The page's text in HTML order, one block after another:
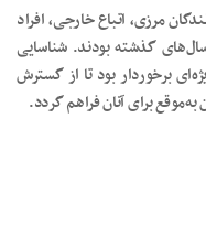
مرزی، اتباع خارجی، افراد
گذشته بودند. شناسایی
برخوردار بود تا از گسترش
برای آنان فراهم گردد.